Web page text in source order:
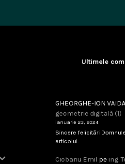
Ultimele
GHEORGHE-ION VAIDA
geometrie digitală (1)
ianuarie 23, 2024
Sincere felicitări
articolul.
Ciobanu Emil pe ing.